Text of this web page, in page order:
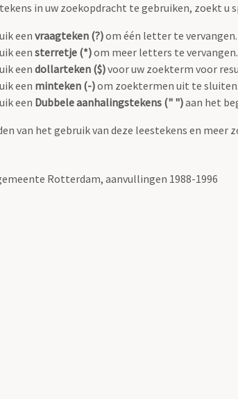
in uw zoekopdracht te gebruiken, zoekt u
eenvraagteken (?)om één letter te vervangen.
eensterretje (*)om meer letters te vervangen.
eendollarteken ($)voor uw zoekterm voor
een minteken (-)om zoektermen uit te sluiten.
een Dubbele aanhalingstekens (" ")aan het
van het gebruik van deze leestekens en meer
Rotterdam, aanvullingen 1988-1996